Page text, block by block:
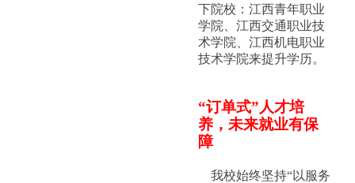
下院校：江西青年职业
学院、江西交通职业技
术学院、江西机电职业
技术学院来提升学历。
“订单式”人才培
养，未来就业有保
障
我校始终坚持“以服务